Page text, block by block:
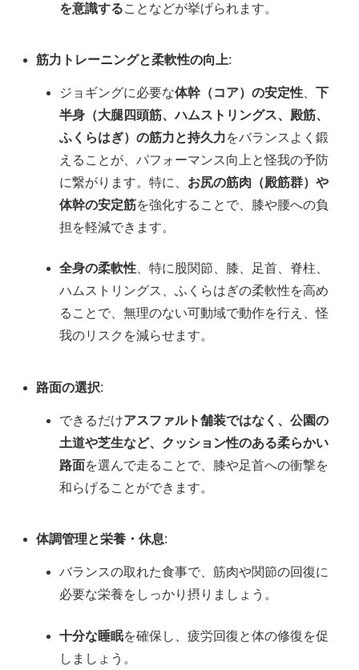
を意識することなどが挙げられます。
筋力トレーニングと柔軟性の向上:
ジョギングに必要な体幹（コア）の安定性 、下
半身（大腿四頭筋、ハムストリングス、殿筋、
ふくらはぎ）の筋力と持久力をバランスよく鍛
えることが、パフォーマンス向上と怪我の予防
に繋がります。特に、 お尻の筋肉（殿筋群）や
体幹の安定筋を強化することで、膝や腰への負
担を軽減できます。
全身の柔軟性 、特に股関節、膝、足首、脊柱、
ハムストリングス、ふくらはぎの柔軟性を高め
ることで、無理のない可動域で動作を行え、怪
我のリスクを減らせます。
路面の選択:
できるだけアスファルト舗装ではなく、公園の
土道や芝生など、クッション性のある柔らかい
路面を選んで走ることで、膝や足首への衝撃を
和らげることができます。
体調管理と栄養・休息:
バランスの取れた食事で、筋肉や関節の回復に
必要な栄養をしっかり摂りましょう。
十分な睡眠を確保し、疲労回復と体の修復を促
しましょう。